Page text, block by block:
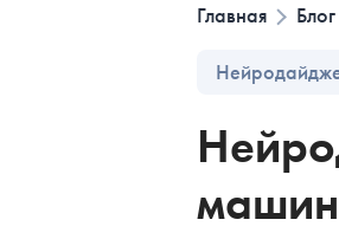
Главная Блог